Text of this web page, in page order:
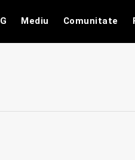
Mediu Comunitate